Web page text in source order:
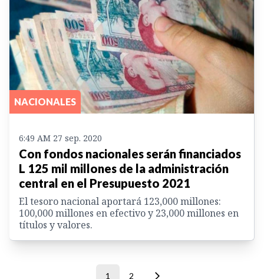
NACIONALES
6:49 AM 27 sep. 2020
Con fondos nacionales serán financiados
L 125 mil millones de la administración
central en el Presupuesto 2021
El tesoro nacional aportará 123,000 millones:
100,000 millones en efectivo y 23,000 millones en
títulos y valores.
1 2